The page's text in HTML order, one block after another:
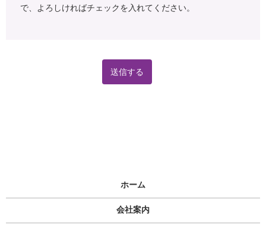
で、よろしければチェックを入れてください。
ホーム
会社案内